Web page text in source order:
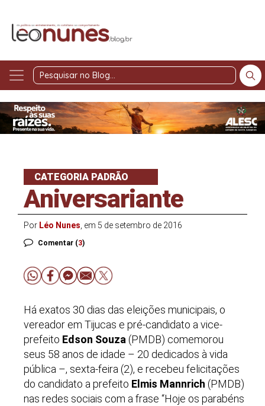
Pesquisar
Blog
CATEGORIA PADRÃO
Aniversariante
Por Léo Nunes , em 5 de setembro de 2016
Comentar (3)
Há exatos 30 dias das eleições municipais, o
vereador em Tijucas e pré-candidato a vice-
prefeito Edson Souza (PMDB) comemorou
seus 58 anos de idade – 20 dedicados à vida
pública –, sexta-feira (2), e recebeu felicitações
do candidato a prefeito Elmis Mannrich (PMDB)
nas redes sociais com a frase “Hoje os parabéns